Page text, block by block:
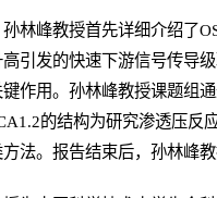
林峰教授首先详细介绍了
引发的快速下游信号传导
作用。孙林峰教授课题组
的结构为研究渗透压反
法。报告结束后，孙林峰